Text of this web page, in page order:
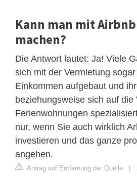
Kann man mit
machen?
Die Antwort lautet: Ja! Viele
sich mit der Vermietung
Einkommen aufgebaut und
beziehungsweise sich auf die
Ferienwohnungen
nur, wenn Sie auch wirklich
investieren und das ganze
angehen.
Antrag auf Entfernung der Quelle |